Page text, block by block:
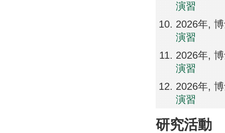
演習
2026年,
演習
2026年,
演習
2026年,
演習
研究活動